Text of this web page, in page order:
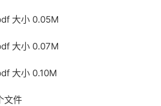
大小 0.05M
大小 0.07M
大小 0.10M
文件